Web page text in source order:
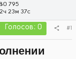
80 795
23м 37с
Голосов: 0 #1